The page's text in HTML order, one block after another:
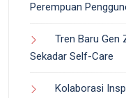
Perempuan
Tren Baru Gen
Sekadar Self-Care
Kolaborasi